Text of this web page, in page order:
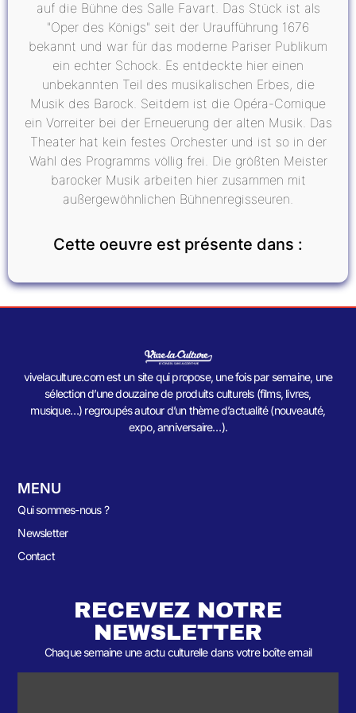
auf die Bühne des Salle Favart. Das Stück ist als
"Oper des Königs" seit der Uraufführung 1676
bekannt und war für das moderne Pariser Publikum
ein echter Schock. Es entdeckte hier einen
unbekannten Teil des musikalischen Erbes, die
Musik des Barock. Seitdem ist die Opéra-Comique
ein Vorreiter bei der Erneuerung der alten Musik. Das
Theater hat kein festes Orchester und ist so in der
Wahl des Programms völlig frei. Die größten Meister
barocker Musik arbeiten hier zusammen mit
außergewöhnlichen Bühnenregisseuren.
Cette oeuvre est présente dans :
vivelaculture.com est un site qui propose, une fois par semaine, une
sélection d’une douzaine de produits culturels (films, livres,
musique…) regroupés autour d’un thème d’actualité (nouveauté,
expo, anniversaire…).
MENU
Qui sommes-nous ?
Newsletter
Contact
RECEVEZ NOTRE
NEWSLETTER
Chaque semaine une actu culturelle dans votre boîte email